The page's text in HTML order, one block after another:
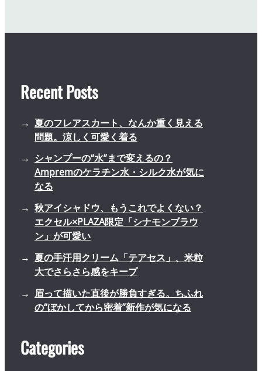
Recent Posts
夏のフレアスカート、なんか重く見える
問題。涼しく可愛く着る
シャンプーの“水”まで変えるの？
Ampremのケラチン水・シルク水が気に
なる
秋アイシャドウ、もうこれでよくない？
エクセル×PLAZA限定「シナモンブラウ
ン」が可愛い
夏の手汗用クリーム「テアセス」、米粒
大でさらさら感をキープ
眉って描いた直後が勝負すぎる。ちふれ
の“ぼかしてから密着”新作が気になる
Categories